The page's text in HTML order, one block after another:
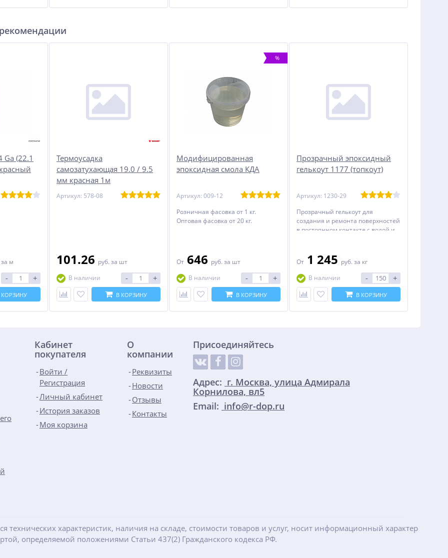
Ga (22.1
за м
- +
КОРЗИНУ
Термоусадка
самозатухающая 19.0 / 9.5
мм красная 1м
Артикул: 578-08
101.26 руб. за шт
В наличии
- +
В КОРЗИНУ
%
Модифицированная
эпоксидная смола КДА
Артикул: 009-12
Розничная фасовка от 1 кг.
Оптовая фасовка от 20 кг.
От 646 руб. за шт
В наличии
- +
В КОРЗИНУ
Прозрачный эпоксидный
гелькоут 1177 (топкоут)
Артикул: 1230-29
Прозрачный гелькоут для
создания и ремонта поверхностей
в постоянном контакте с водой и
От 1 245 руб. за кг
В наличии
- +
В КОРЗИНУ
Кабинет
покупателя
Войти /
Регистрация
Личный кабинет
История заказов
Моя корзина
О
компании
Реквизиты
Новости
Отзывы
Контакты
Присоединяйтесь
Адрес: г. Москва, улица Адмирала
Корнилова, вл5
Email: info@r-dop.ru
технических характеристик, наличия на складе, стоимости товаров и услуг, носит информационный характер
определяемой положениями Статьи 437(2) Гражданского кодекса РФ.